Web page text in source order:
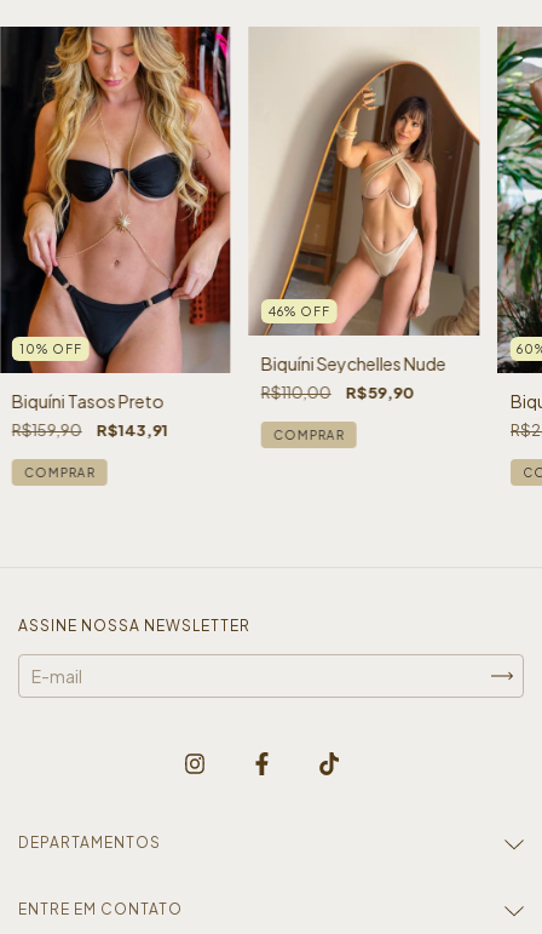
10% OFF
Biquíni Tasos Preto
R$159,90 R$143,91
COMPRAR
46% OFF
Biquíni Seychelles Nude
R$110,00 R$59,90
COMPRAR
60
ASSINE NOSSA NEWSLETTER
DEPARTAMENTOS
ENTRE EM CONTATO